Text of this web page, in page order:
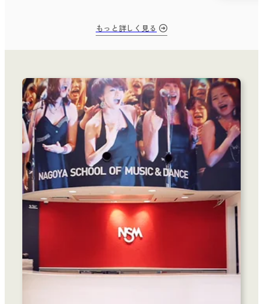
もっと詳しく見る